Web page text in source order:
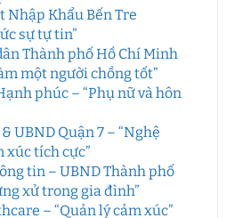
Nhập Khẩu Bến Tre
sự tự tin”
Thành phố Hồ Chí Minh
một người chồng tốt”
phúc – “Phụ nữ và hôn
UBND Quận 7 – “Nghệ
xúc tích cực”
tin – UBND Thành phố
xử trong gia đình”
– “Quản lý cảm xúc”